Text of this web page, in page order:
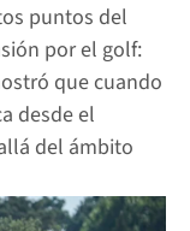
puntos del
por el golf:
que cuando
desde el
del ámbito